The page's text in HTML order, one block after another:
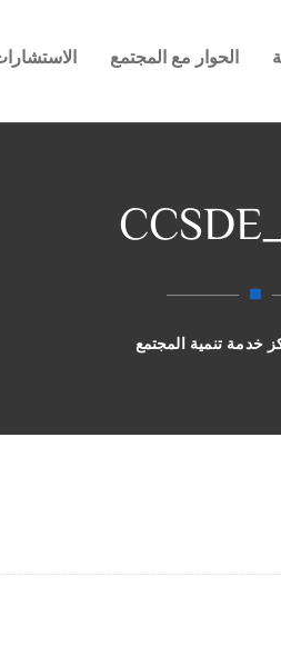
الحوار مع المجتمع
خدمة تنمية المجتمع